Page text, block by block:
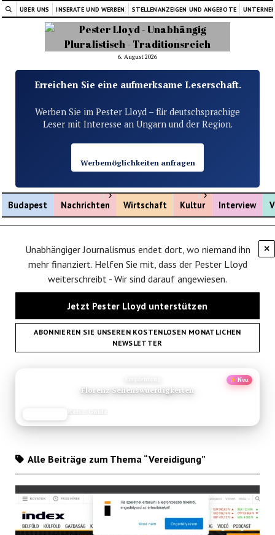
ÜBER UNS INSERATE UND WERBEN STELLENANZEIGEN UND ANGEBOTE
6. August 2026
Erreichen Sie eine aufmerksame Leserschaft.
Werben Sie im Pester Lloyd – für deutschsprachige
Leser mit Interesse an Ungarn und der Region.
Werbemöglichkeiten anfragen
Budapest Nachrichten
Menü öffnen
Wirtschaft Kultur
Menü öffnen
Interview
×
Unabhängiger Journalismus endet dort, wo niemand ihn
mehr finanziert. Helfen Sie mit, dass der Pester Lloyd
weiterschreibt - Wir sind darauf angewiesen.
Jetzt Pester Lloyd unterstützen
ABONNIEREN SIE UNSEREN KOSTENLOSEN MONATLICHEN
NEWSLETTER
Neu
Florenz Sehenswuerdigkeiten
Reise-Guide
Alle Beiträge zum Thema “Vereidigung”